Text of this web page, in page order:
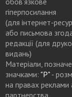
гіперпосилання
(для інтернет-
або письмова
редакції (для
видань)
Матеріали,
значками: "Р"-
на правах реклами
партнерства